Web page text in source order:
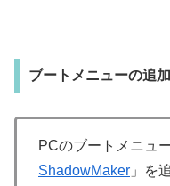
ブートメニューの追加
PCのブートメニュ
ShadowMaker 」を